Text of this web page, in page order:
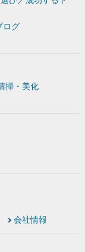
ログ
掃・美化
会社情報